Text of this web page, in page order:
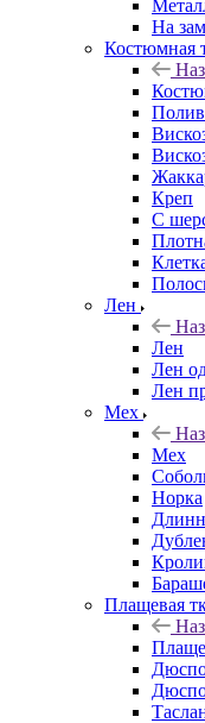
На
Костюмная
Креп
С
Лен
Лен
Лен
Лен
Мех
Мех
Норка
Плащевая